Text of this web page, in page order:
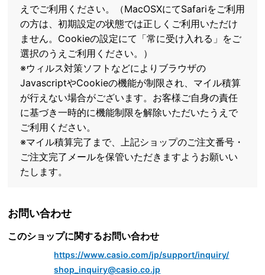
えでご利用ください。（MacOSXにてSafariをご利用
の方は、初期設定の状態では正しくご利用いただけ
ません。Cookieの設定にて「常に受け入れる」をご
選択のうえご利用ください。）
※ウィルス対策ソフトなどによりブラウザの
JavascriptやCookieの機能が制限され、マイル積算
が行えない場合がございます。お客様ご自身の責任
に基づき一時的に機能制限を解除いただいたうえで
ご利用ください。
※マイル積算完了まで、上記ショップのご注文番号・
ご注文完了メールを保管いただきますようお願いい
たします。
お問い合わせ
このショップに関するお問い合わせ
https://www.casio.com/jp/support/inquiry/
shop_inquiry@casio.co.jp